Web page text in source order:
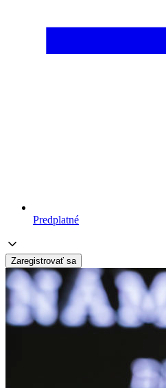
Predplatné
Zaregistrovať sa